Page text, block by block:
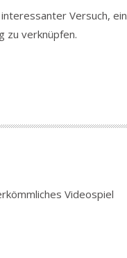
Versuch, ein
zu verknüpfen.
Videospiel